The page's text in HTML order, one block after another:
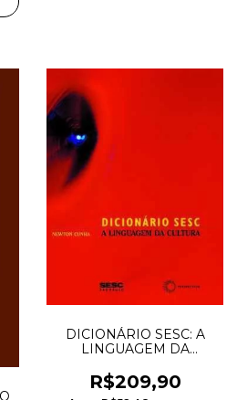
DICIONÁRIO SESC: A
LINGUAGEM DA
R$209,90